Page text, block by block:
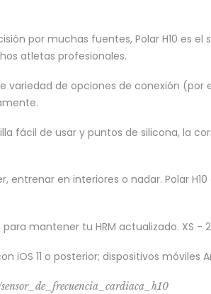
por muchas fuentes, Polar H10 es el
atletas profesionales.
variedad de opciones de conexión
fácil de usar y puntos de silicona, la
entrenar en interiores o nadar. Polar
mantener tu HRM actualizado. XS -
iOS 11 o posterior; dispositivos